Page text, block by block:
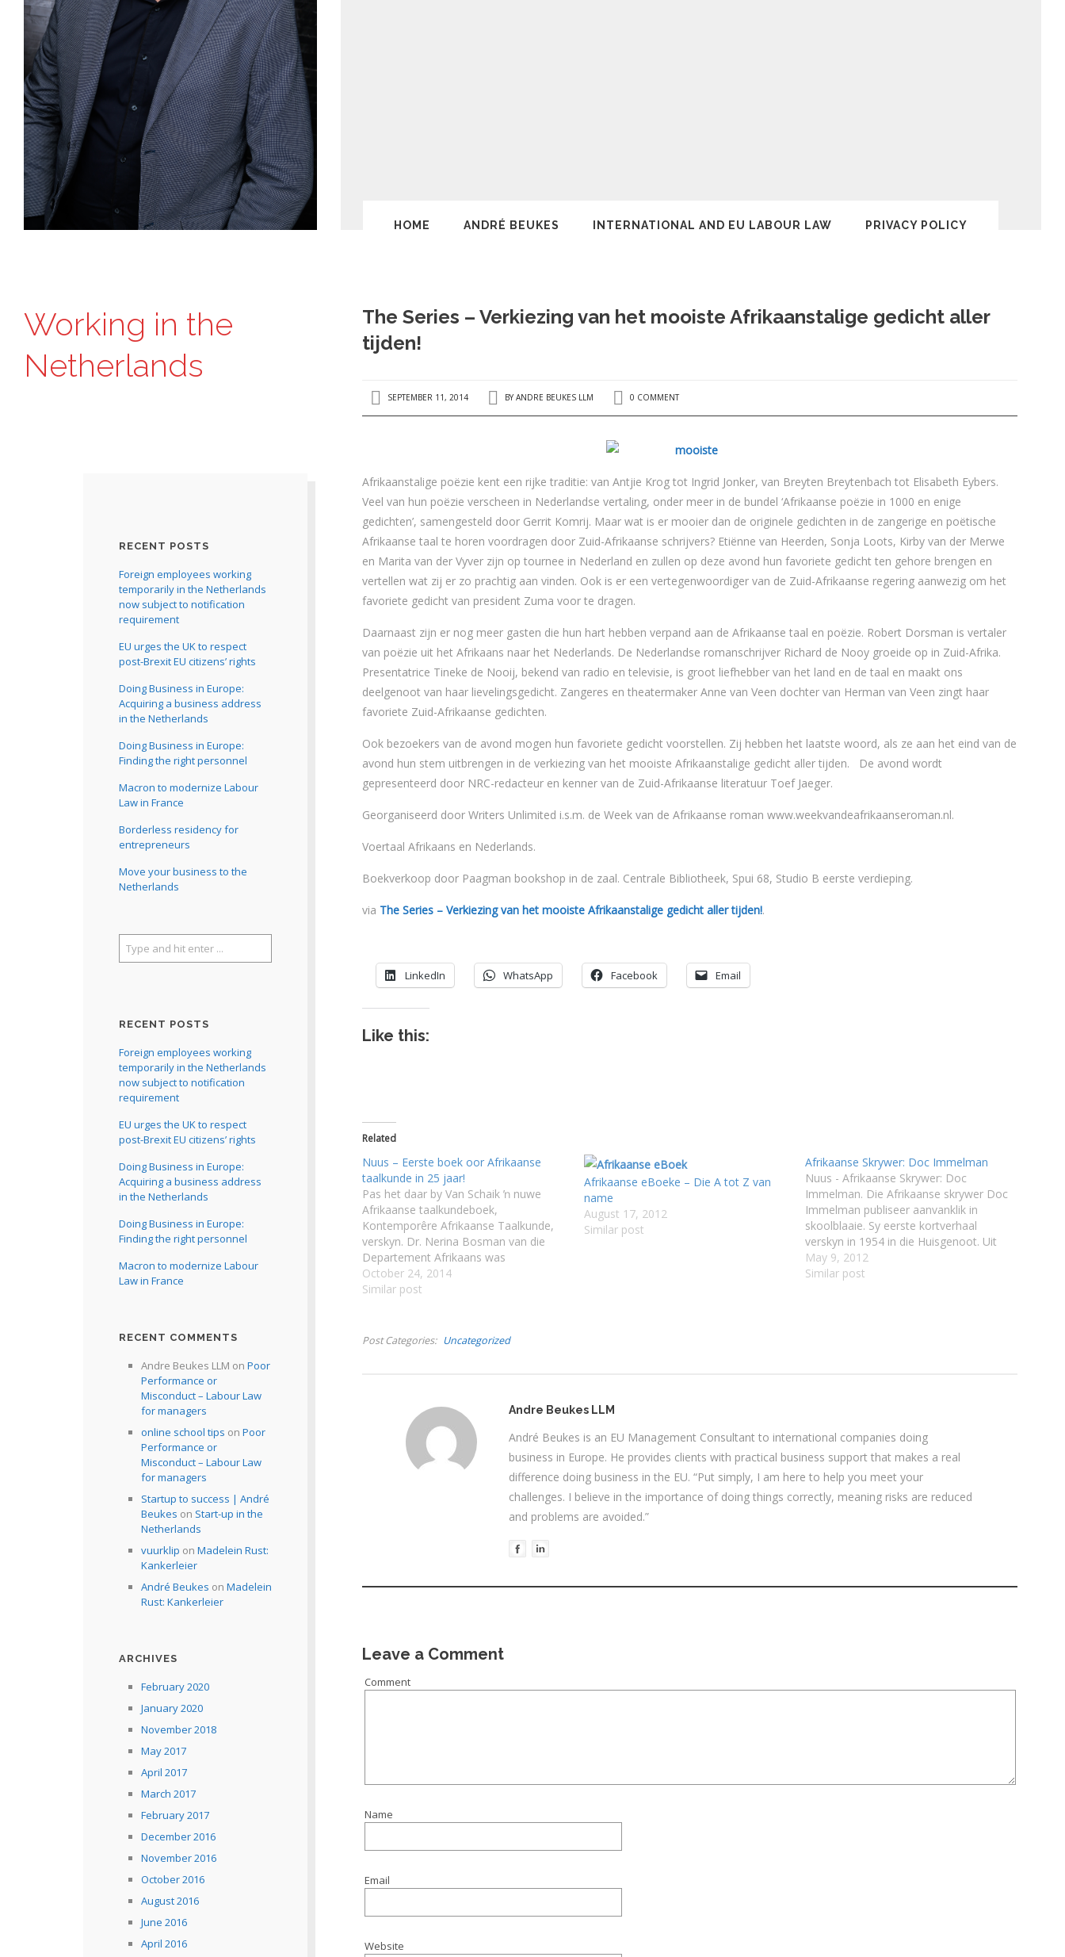
HOME ANDRÉ BEUKES INTERNATIONAL AND EU LABOUR LAW PRIVACY POLICY
Working in the
Netherlands
The Series – Verkiezing van het mooiste Afrikaanstalige gedicht aller
tijden!
SEPTEMBER 11, 2014 BYANDRE BEUKES LLM 0 COMMENT
Afrikaanstalige poëzie kent een rijke traditie: van Antjie Krog tot Ingrid Jonker, van Breyten Breytenbach tot Elisabeth Eybers.
Veel van hun poëzie verscheen in Nederlandse vertaling, onder meer in de bundel ‘Afrikaanse poëzie in 1000 en enige
gedichten’, samengesteld door Gerrit Komrij. Maar wat is er mooier dan de originele gedichten in de zangerige en poëtische
Afrikaanse taal te horen voordragen door Zuid-Afrikaanse schrijvers? Etiënne van Heerden, Sonja Loots, Kirby van der Merwe
en Marita van der Vyver zijn op tournee in Nederland en zullen op deze avond hun favoriete gedicht ten gehore brengen en
vertellen wat zij er zo prachtig aan vinden. Ook is er een vertegenwoordiger van de Zuid-Afrikaanse regering aanwezig om het
favoriete gedicht van president Zuma voor te dragen.
Daarnaast zijn er nog meer gasten die hun hart hebben verpand aan de Afrikaanse taal en poëzie. Robert Dorsman is vertaler
van poëzie uit het Afrikaans naar het Nederlands. De Nederlandse romanschrijver Richard de Nooy groeide op in Zuid-Afrika.
Presentatrice Tineke de Nooij, bekend van radio en televisie, is groot liefhebber van het land en de taal en maakt ons
deelgenoot van haar lievelingsgedicht. Zangeres en theatermaker Anne van Veen dochter van Herman van Veen zingt haar
favoriete Zuid-Afrikaanse gedichten.
Ook bezoekers van de avond mogen hun favoriete gedicht voorstellen. Zij hebben het laatste woord, als ze aan het eind van de
avond hun stem uitbrengen in de verkiezing van het mooiste Afrikaanstalige gedicht aller tijden. De avond wordt
gepresenteerd door NRC-redacteur en kenner van de Zuid-Afrikaanse literatuur Toef Jaeger.
Georganiseerd door Writers Unlimited i.s.m. de Week van de Afrikaanse roman www.weekvandeafrikaanseroman.nl.
Voertaal Afrikaans en Nederlands.
Boekverkoop door Paagman bookshop in de zaal. Centrale Bibliotheek, Spui 68, Studio B eerste verdieping.
via The Series – Verkiezing van het mooiste Afrikaanstalige gedicht aller tijden!.
LinkedIn WhatsApp Facebook Email
Like this:
Related
Nuus – Eerste boek oor Afrikaanse
taalkunde in 25 jaar!
Pas het daar by Van Schaik ŉ nuwe
Afrikaanse taalkundeboek,
Kontemporêre Afrikaanse Taalkunde,
verskyn. Dr. Nerina Bosman van die
Departement Afrikaans was
mederedakteur saam met prof. Wannie
Carstens van Noordwes-Universiteit se
aspekte van die Afrikaanse taalkunde
October 24, 2014
Similar post
Afrikaanse eBoeke – Die A tot Z van
name
August 17, 2012
Similar post
Afrikaanse Skrywer: Doc Immelman
Nuus - Afrikaanse Skrywer: Doc
Immelman. Die Afrikaanse skrywer Doc
Immelman publiseer aanvanklik in
skoolblaaie. Sy eerste kortverhaal
verskyn in 1954 in die Huisgenoot. Uit
sy pen verskyn meer as 35 boeke, 400
kortverhale en talle artikels en essays.
May 9, 2012
Similar post
Post Categories Uncategorized
Andre Beukes LLM
André Beukes is an EU Management Consultant to international companies doing
business in Europe. He provides clients with practical business support that makes a real
difference doing business in the EU. “Put simply, I am here to help you meet your
challenges. I believe in the importance of doing things correctly, meaning risks are reduced
and problems are avoided.”
Leave a Comment
Comment
Name
Email
Website
RECENT POSTS
Foreign employees working
temporarily in the Netherlands
now subject to notification
requirement
EU urges the UK to respect
post-Brexit EU citizens’ rights
Doing Business in Europe:
Acquiring a business address
in the Netherlands
Doing Business in Europe:
Finding the right personnel
Macron to modernize Labour
Law in France
Borderless residency for
entrepreneurs
Move your business to the
Netherlands
RECENT POSTS
Foreign employees working
temporarily in the Netherlands
now subject to notification
requirement
EU urges the UK to respect
post-Brexit EU citizens’ rights
Doing Business in Europe:
Acquiring a business address
in the Netherlands
Doing Business in Europe:
Finding the right personnel
Macron to modernize Labour
Law in France
RECENT COMMENTS
Andre Beukes LLM on Poor
Performance or
Misconduct – Labour Law
for managers
online school tips on Poor
Performance or
Misconduct – Labour Law
for managers
Startup to success | André
Beukes on Start-up in the
Netherlands
vuurklip on Madelein Rust:
Kankerleier
André Beukes on Madelein
Rust: Kankerleier
ARCHIVES
February 2020
January 2020
November 2018
May 2017
April 2017
March 2017
February 2017
December 2016
November 2016
October 2016
August 2016
June 2016
April 2016